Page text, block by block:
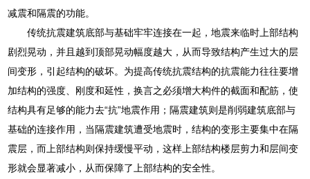
减震和隔震的功能。
传统抗震建筑底部与基础牢牢连接在一起，地震来临时上部结构
剧烈晃动，并且越到顶部晃动幅度越大，从而导致结构产生过大的层
间变形，引起结构的破坏。为提高传统抗震结构的抗震能力往往要增
加结构的强度、刚度和延性，换言之必须增大构件的截面和配筋，使
结构具有足够的能力去“抗”地震作用；隔震建筑则是削弱建筑底部与
基础的连接作用，当隔震建筑遭受地震时，结构的变形主要集中在隔
震层，而上部结构则保持缓慢平动，这样上部结构楼层剪力和层间变
形就会显著减小，从而保障了上部结构的安全性。